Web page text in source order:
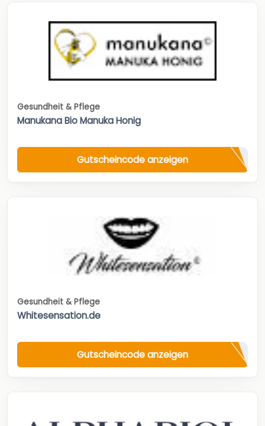
Gesundheit & Pflege
Manukana Bio Manuka Honig
Gutscheincode anzeigen
Gesundheit & Pflege
Whitesensation.de
Gutscheincode anzeigen